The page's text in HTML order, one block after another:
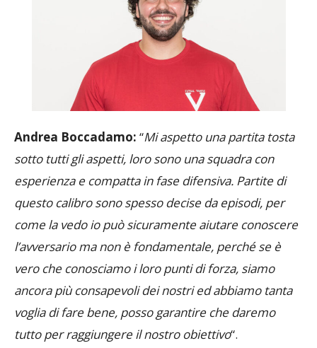
Andrea Boccadamo:“Mi aspetto una partita tosta
sotto tutti gli aspetti, loro sono una squadra con
esperienza e compatta in fase difensiva. Partite di
questo calibro sono spesso decise da episodi, per
come la vedo io può sicuramente aiutare conoscere
l’avversario ma non è fondamentale, perché se è
vero che conosciamo i loro punti di forza, siamo
ancora più consapevoli dei nostri ed abbiamo tanta
voglia di fare bene, posso garantire che daremo